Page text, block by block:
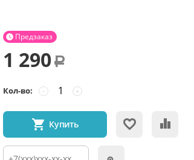
Предзаказ

1 290 Р
Кол-во: +
−
Купить